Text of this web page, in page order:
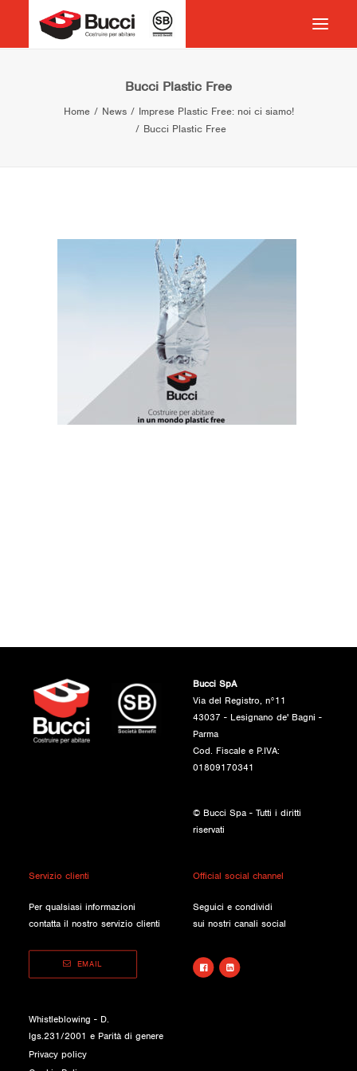
COSTRUIRE PER ABITARE
Bucci Plastic Free
Home News
Imprese Plastic Free: noi ci siamo!
Bucci Plastic Free
Bucci SpA
Via del Registro, n°11
43037 - Lesignano de' Bagni -
Parma
Cod. Fiscale e P.IVA:
01809170341
© Bucci Spa - Tutti i diritti
riservati
Servizio clienti
Per qualsiasi informazioni
contatta il nostro servizio clienti
EMAIL
Official social channel
Seguici e condividi
sui nostri canali social
Whistleblowing - D.
lgs.231/2001 e Parità di genere
Privacy policy